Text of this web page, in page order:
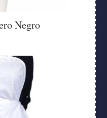
Negro